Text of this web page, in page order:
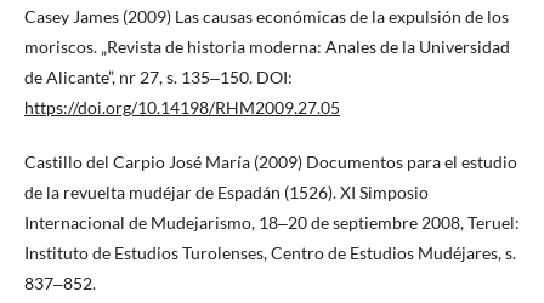
Casey James (2009) Las causas económicas de la expulsión de los
moriscos. „Revista de historia moderna: Anales de la Universidad
de Alicante”, nr 27, s. 135‒150. DOI:
https://doi.org/10.14198/RHM2009.27.05
Castillo del Carpio José María (2009) Documentos para el estudio
de la revuelta mudéjar de Espadán (1526). XI Simposio
Internacional de Mudejarismo, 18‒20 de septiembre 2008, Teruel:
Instituto de Estudios Turolenses, Centro de Estudios Mudéjares, s.
837‒852.